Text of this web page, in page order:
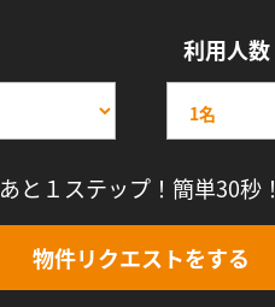
利用人数
あと１ステップ！簡単30秒！
物件リクエストをする